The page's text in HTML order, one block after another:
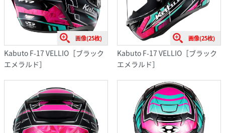
画像(25枚)
Kabuto F-17 VELLIO［ブラック
エメラルド］
画像(25枚)
Kabuto F-17 VELLIO［ブラック
エメラルド］